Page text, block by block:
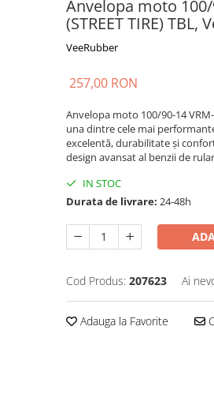
Anvelopa moto 100/
(STREET TIRE)
VeeRubber
257,00 RON
Anvelopa moto 100/90-14
una dintre cele mai
excelentă, durabilitate și
design avansat al benzii de
IN STOC
Durata de livrare: 24-48h
Cod Produs: 207623 Ai
Adauga la Favorite